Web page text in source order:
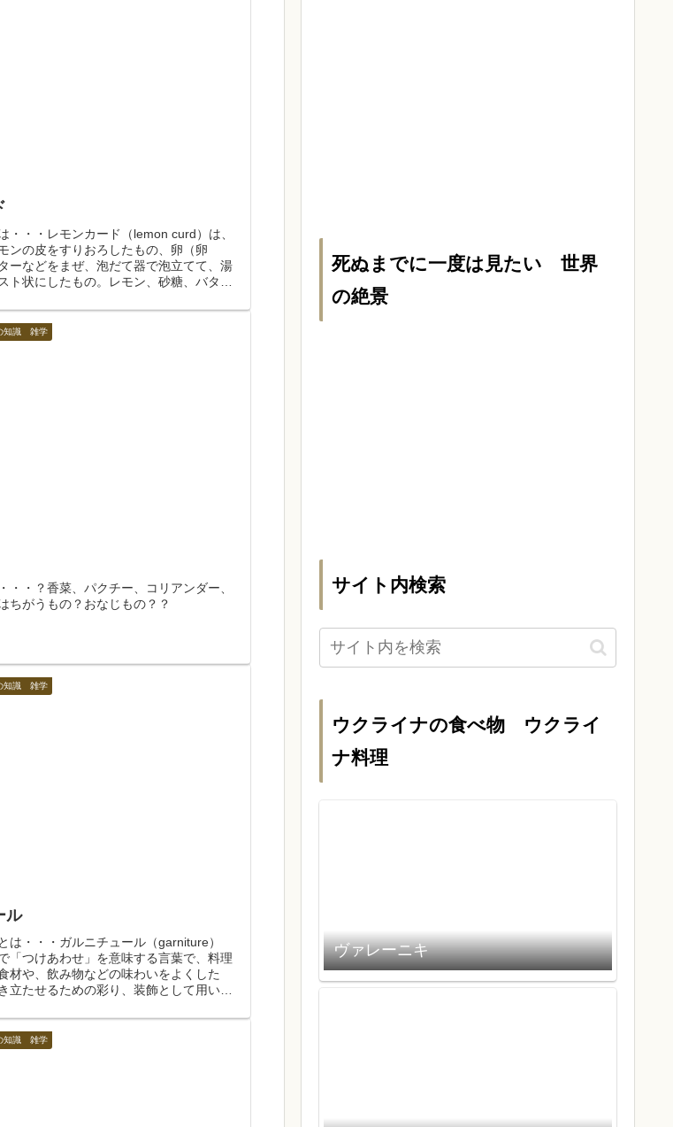
・・・レモンカード（lemon curd）は、
ンの皮をすりおろしたもの、卵（卵
ーなどをまぜ、泡だて器で泡立てて、湯
ト状にしたもの。レモン、砂糖、バタ
知識 雑学
・・？香菜、パクチー、コリアンダー、
ちがうもの？おなじもの？？
知識 雑学
ル
は・・・ガルニチュール（garniture）
「つけあわせ」を意味する言葉で、料理
材や、飲み物などの味わいをよくした
立たせるための彩り、装飾として用いら
知識 雑学
死ぬまでに一度は見たい 世界
の絶景
サイト内検索
ウクライナの食べ物 ウクライ
ナ料理
ヴァレーニキ